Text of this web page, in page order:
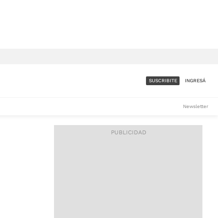
ACCESO FULL - $1.800/MES
SUSCRIBITE INGRESÁ
Newsletter